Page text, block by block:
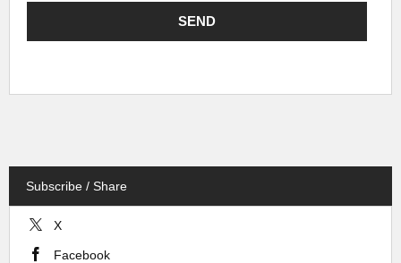
Subscribe / Share
X
Facebook